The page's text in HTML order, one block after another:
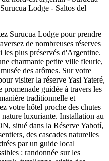
Surucua Lodge pour prendre
de nombreuses réserves
les plus préservés d'Argentine.
charmante petite ville fleurie,
des arômes. Sur votre
visiter la réserve Yasi Yateré,
guidée à travers les
traditionnelle et
votre hôtel proche des chutes
luxuriante. Installation au
situé dans la Réserve Yabotí,
des cascades naturelles
par un guide local
: randonnée sur les